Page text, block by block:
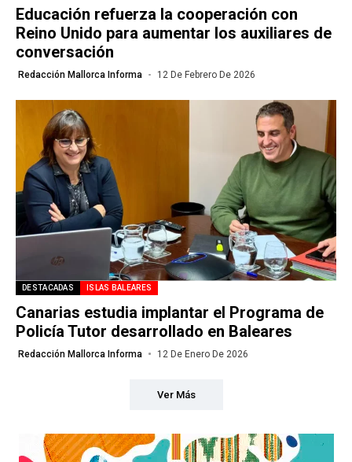
Educación refuerza la cooperación con
Reino Unido para aumentar los auxiliares de
conversación
Redacción Mallorca Informa 12 De Febrero De 2026
DESTACADAS ISLAS BALEARES
Canarias estudia implantar el Programa de
Policía Tutor desarrollado en Baleares
Redacción Mallorca Informa 12 De Enero De 2026
Ver Más